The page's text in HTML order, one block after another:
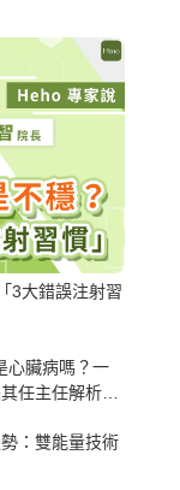
3大錯誤注射習
心臟病嗎？一
任主任解析支
：雙能量技術